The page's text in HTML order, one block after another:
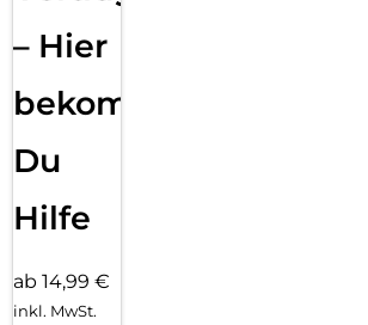
– Hier
bekommst
Du
Hilfe
ab 14,99 €
inkl. MwSt.